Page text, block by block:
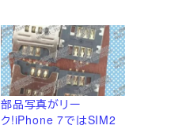
部品写真がリー
ク!iPhone 7ではSIM2